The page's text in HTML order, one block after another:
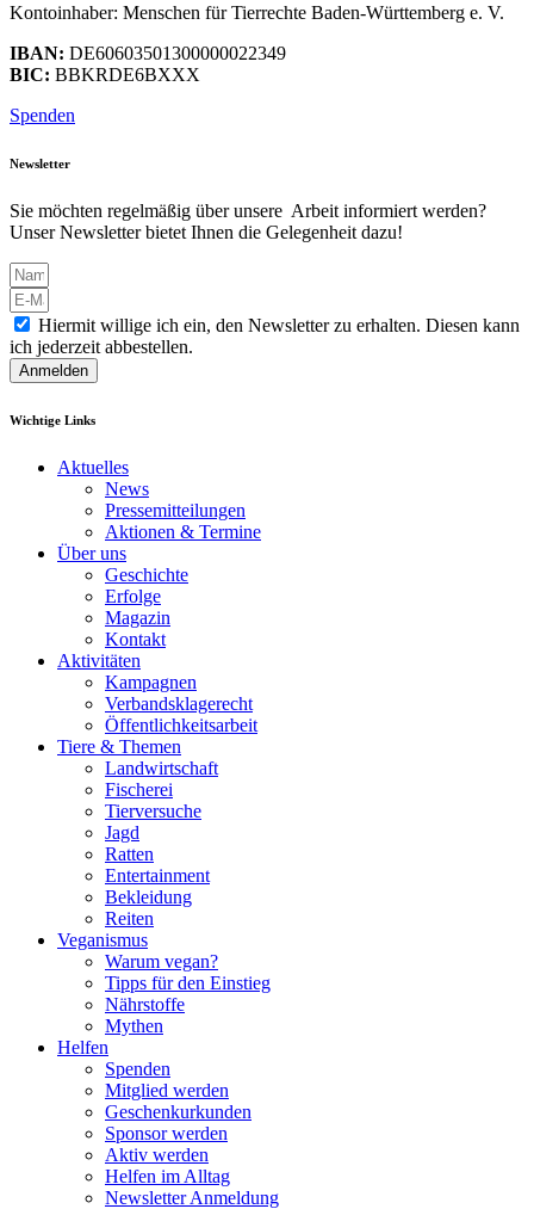
Kontoinhaber: Menschen für Tierrechte Baden-Württemberg e. V.
IBAN: DE60603501300000022349
BIC: BBKRDE6BXXX
Spenden
Newsletter
Sie möchten regelmäßig über unsere Arbeit informiert werden?
Unser Newsletter bietet Ihnen die Gelegenheit dazu!
Hiermit willige ich ein, den Newsletter zu erhalten. Diesen kann
ich jederzeit abbestellen.
Anmelden
Wichtige Links
Aktuelles
News
Pressemitteilungen
Aktionen & Termine
Über uns
Geschichte
Erfolge
Magazin
Kontakt
Aktivitäten
Kampagnen
Verbandsklagerecht
Öffentlichkeitsarbeit
Tiere & Themen
Landwirtschaft
Fischerei
Tierversuche
Jagd
Ratten
Entertainment
Bekleidung
Reiten
Veganismus
Warum vegan?
Tipps für den Einstieg
Nährstoffe
Mythen
Helfen
Spenden
Mitglied werden
Geschenkurkunden
Sponsor werden
Aktiv werden
Helfen im Alltag
Newsletter Anmeldung